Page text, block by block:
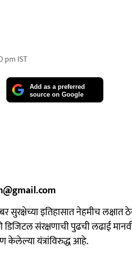
pm IST
Add as a preferred
source on Google
सुरक्षेच्या इतिहासात नेहमीच लक्षात
संरक्षणाची पुढची लढाई
केलेल्या यंत्रांविरुद्ध आहे.